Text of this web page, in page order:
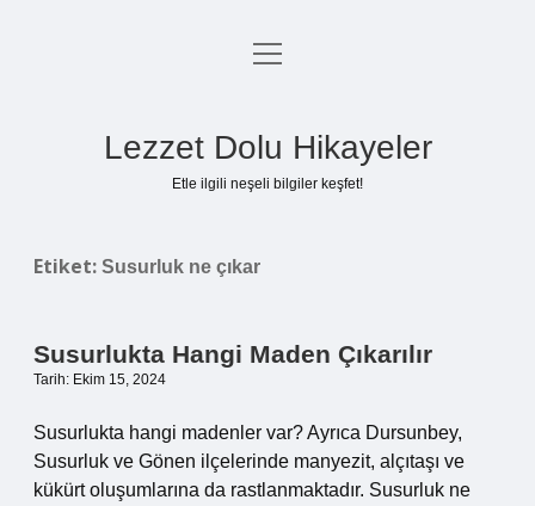
Anasayfa
menüyü
Lezzet Dolu Hikayeler
Etle ilgili neşeli bilgiler keşfet!
Etiket: Susurluk ne çıkar
Susurlukta Hangi Maden Çıkarılır
Tarih: Ekim 15, 2024
Susurlukta hangi madenler var? Ayrıca Dursunbey,
Susurluk ve Gönen ilçelerinde manyezit, alçıtaşı ve
kükürt oluşumlarına da rastlanmaktadır. Susurluk ne